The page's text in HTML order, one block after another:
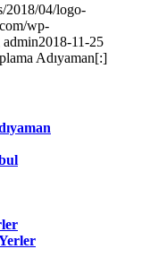
2018/04/logo-
wp-
admin2018-11-25
Adıyaman[:]